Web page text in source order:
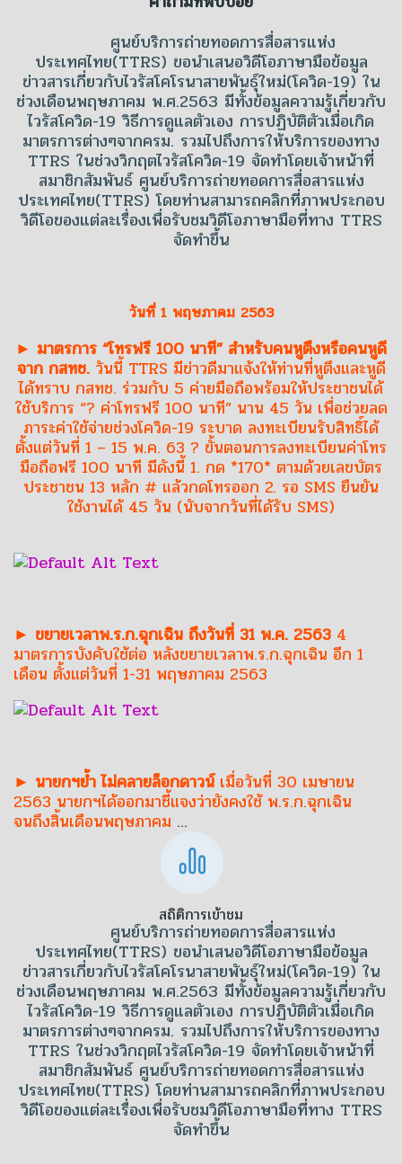
ศูนย์บริการถ่ายทอดการสื่อสารแห่ง
ประเทศไทย(TTRS) ขอนำเสนอวิดีโอภาษามือข้อมูล
ข่าวสารเกี่ยวกับไวรัสโคโรนาสายพันธุ์ใหม่(โควิด-19) ใน
ช่วงเดือนพฤษภาคม พ.ศ.2563 มีทั้งข้อมูลความรู้เกี่ยวกับ
ไวรัสโควิด-19 วิธีการดูแลตัวเอง การปฏิบัติตัวเมื่อเกิด
มาตรการต่างๆจากครม. รวมไปถึงการให้บริการของทาง
TTRS ในช่วงวิกฤตไวรัสโควิด-19 จัดทำโดยเจ้าหน้าที่
สมาชิกสัมพันธ์ ศูนย์บริการถ่ายทอดการสื่อสารแห่ง
ประเทศไทย(TTRS) โดยท่านสามารถคลิกที่ภาพประกอบ
วิดีโอของแต่ละเรื่องเพื่อรับชมวิดีโอภาษามือที่ทาง TTRS
จัดทำขึ้น
วันที่ 1 พฤษภาคม 2563
► มาตรการ “โทรฟรี 100 นาที” สำหรับคนหูตึงหรือคนหูดี
จาก กสทช. วันนี้ TTRS มีข่าวดีมาแจ้งให้ท่านที่หูตึงและหูดี
ได้ทราบ กสทช. ร่วมกับ 5 ค่ายมือถือพร้อมให้ประชาชนได้
ใช้บริการ “? ค่าโทรฟรี 100 นาที” นาน 45 วัน เพื่อช่วยลด
ภาระค่าใช้จ่ายช่วงโควิด-19 ระบาด ลงทะเบียนรับสิทธิ์ได้
ตั้งแต่วันที่ 1 – 15 พ.ค. 63 ? ขั้นตอนการลงทะเบียนค่าโทร
มือถือฟรี 100 นาที มีดังนี้ 1. กด *170* ตามด้วยเลขบัตร
ประชาชน 13 หลัก # แล้วกดโทรออก 2. รอ SMS ยืนยัน
ใช้งานได้ 45 วัน (นับจากวันที่ได้รับ SMS)
► ขยายเวลาพ.ร.ก.ฉุกเฉิน ถึงวันที่ 31 พ.ค. 2563 4
มาตรการบังคับใช้ต่อ หลังขยายเวลาพ.ร.ก.ฉุกเฉิน อีก 1
เดือน ตั้งแต่วันที่ 1-31 พฤษภาคม 2563
► นายกฯย้ำ ไม่คลายล็อกดาวน์ เมื่อวันที่ 30 เมษายน
2563 นายกฯได้ออกมาชี้แจงว่ายังคงใช้ พ.ร.ก.ฉุกเฉิน
จนถึงสิ้นเดือนพฤษภาคม …
สถิติการเข้าชม
ศูนย์บริการถ่ายทอดการสื่อสารแห่ง
ประเทศไทย(TTRS) ขอนำเสนอวิดีโอภาษามือข้อมูล
ข่าวสารเกี่ยวกับไวรัสโคโรนาสายพันธุ์ใหม่(โควิด-19) ใน
ช่วงเดือนพฤษภาคม พ.ศ.2563 มีทั้งข้อมูลความรู้เกี่ยวกับ
ไวรัสโควิด-19 วิธีการดูแลตัวเอง การปฏิบัติตัวเมื่อเกิด
มาตรการต่างๆจากครม. รวมไปถึงการให้บริการของทาง
TTRS ในช่วงวิกฤตไวรัสโควิด-19 จัดทำโดยเจ้าหน้าที่
สมาชิกสัมพันธ์ ศูนย์บริการถ่ายทอดการสื่อสารแห่ง
ประเทศไทย(TTRS) โดยท่านสามารถคลิกที่ภาพประกอบ
วิดีโอของแต่ละเรื่องเพื่อรับชมวิดีโอภาษามือที่ทาง TTRS
จัดทำขึ้น